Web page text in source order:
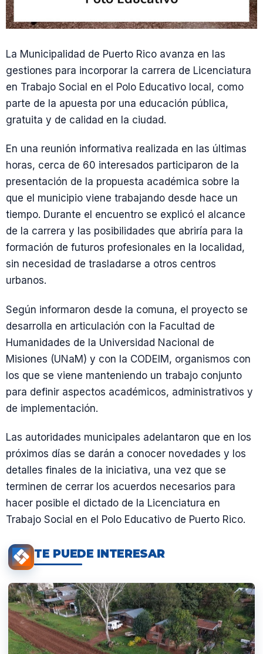
La Municipalidad de Puerto Rico avanza en las
gestiones para incorporar la carrera de Licenciatura
en Trabajo Social en el Polo Educativo local, como
parte de la apuesta por una educación pública,
gratuita y de calidad en la ciudad.
En una reunión informativa realizada en las últimas
horas, cerca de 60 interesados participaron de la
presentación de la propuesta académica sobre la
que el municipio viene trabajando desde hace un
tiempo. Durante el encuentro se explicó el alcance
de la carrera y las posibilidades que abriría para la
formación de futuros profesionales en la localidad,
sin necesidad de trasladarse a otros centros
urbanos.
Según informaron desde la comuna, el proyecto se
desarrolla en articulación con la Facultad de
Humanidades de la Universidad Nacional de
Misiones (UNaM) y con la CODEIM, organismos con
los que se viene manteniendo un trabajo conjunto
para definir aspectos académicos, administrativos y
de implementación.
Las autoridades municipales adelantaron que en los
próximos días se darán a conocer novedades y los
detalles finales de la iniciativa, una vez que se
terminen de cerrar los acuerdos necesarios para
hacer posible el dictado de la Licenciatura en
Trabajo Social en el Polo Educativo de Puerto Rico.
TE PUEDE INTERESAR